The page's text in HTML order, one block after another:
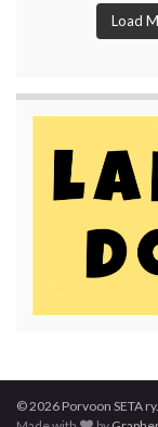
Load
© 2026 Porvoon SETA ry.